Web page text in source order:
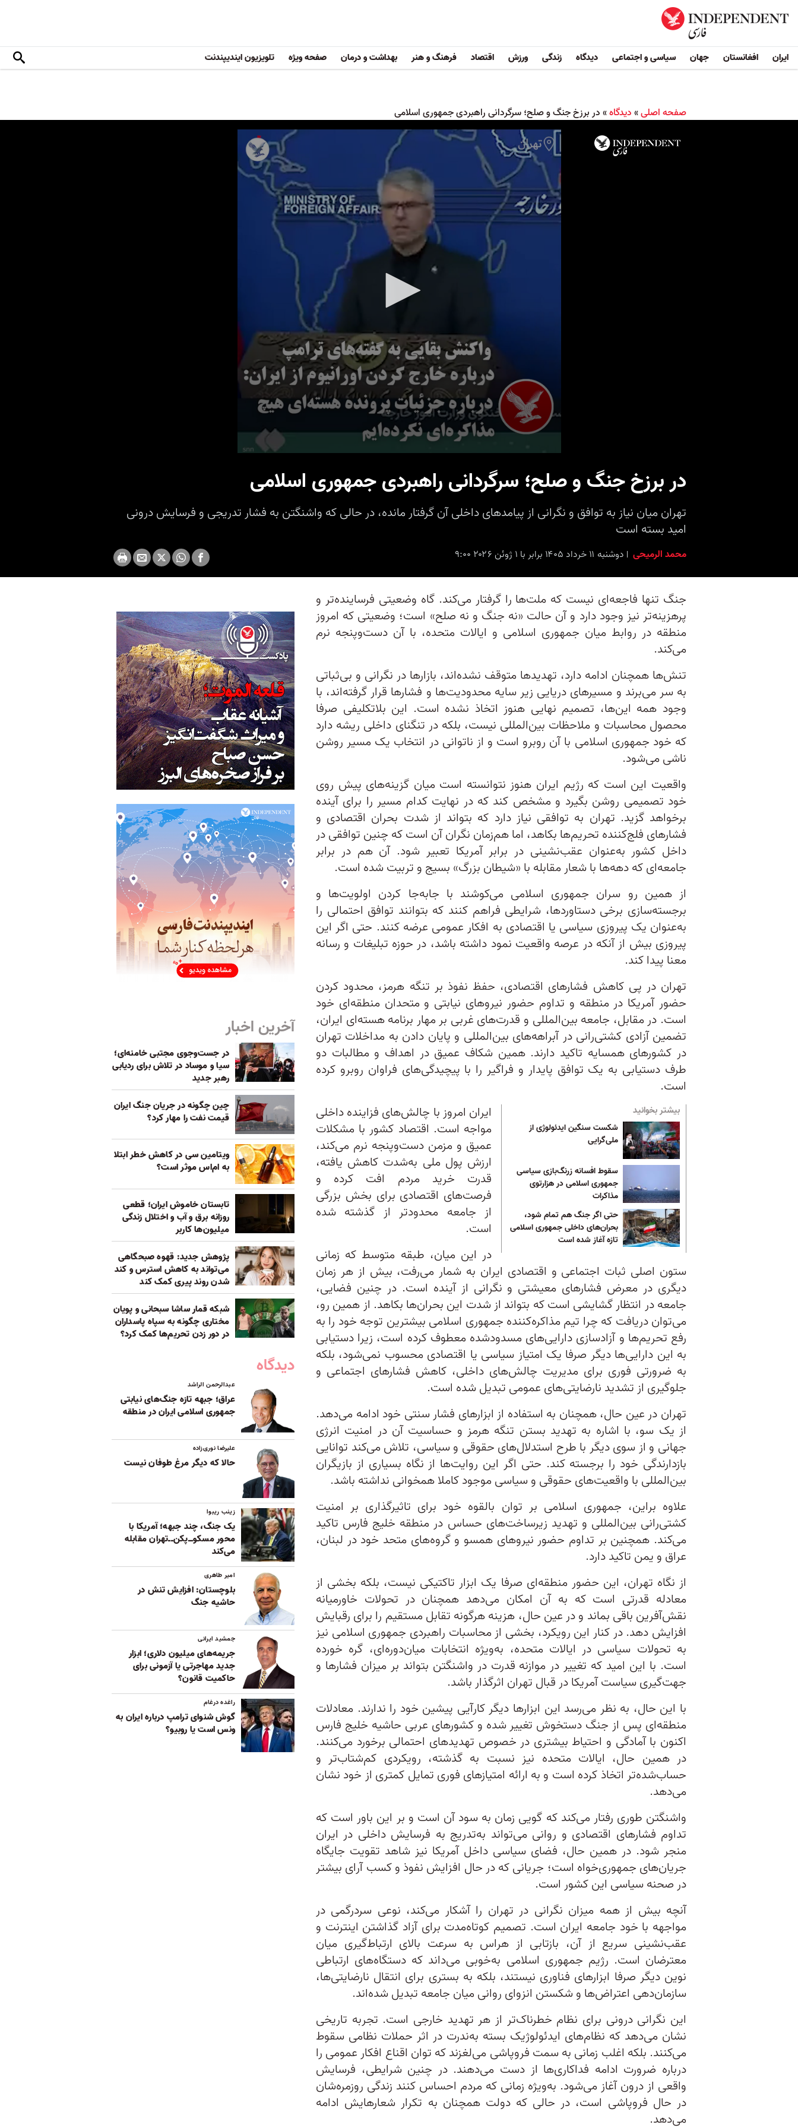
ایران افغانستان جهان سیاسی و اجتماعی دیدگاه زندگی ورزش اقتصاد فرهنگ و هنر بهداشت و درمان صفحه ویژه تلویزیون ایندیپندنت
صفحه اصلی»دیدگاه»در برزخ جنگ و صلح؛ سرگردانی راهبردی جمهوری اسلامی
در برزخ جنگ و صلح؛ سرگردانی راهبردی جمهوری اسلامی
تهران میان نیاز به توافق و نگرانی از پیامدهای داخلی آن گرفتار مانده، در حالی که واشنگتن به فشار تدریجی و فرسایش درونی
امید بسته است
محمد الرمیحی دوشنبه ۱۱ خرداد ۱۴۰۵ برابر با ۱ ژوئن ۲۰۲۶ ۹:۰۰
جنگ‌ تنها فاجعه‌ای نیست که ملت‌ها را گرفتار می‌کند. گاه وضعیتی فرساینده‌تر و
پرهزینه‌تر نیز وجود دارد و آن حالت «نه جنگ و نه صلح» است؛ وضعیتی که امروز
منطقه در روابط میان جمهوری اسلامی و ایالات متحده، با آن دست‌وپنجه نرم
می‌کند.
تنش‌ها همچنان ادامه دارد، تهدیدها متوقف نشده‌اند، بازارها در نگرانی و بی‌ثباتی
به سر می‌برند و مسیرهای دریایی زیر سایه محدودیت‌ها و فشارها قرار گرفته‌اند، با
وجود همه این‌ها، تصمیم نهایی هنوز اتخاذ نشده است. این بلاتکلیفی صرفا
محصول محاسبات و ملاحظات بین‌المللی نیست، بلکه در تنگنای داخلی‌ ریشه دارد
که خود جمهوری اسلامی با آن روبرو است و از ناتوانی در انتخاب یک مسیر روشن
ناشی می‌شود.
واقعیت این است که رژیم ایران هنوز نتوانسته است میان گزینه‌های پیش روی
خود تصمیمی روشن بگیرد و مشخص کند که در نهایت کدام مسیر را برای آینده
برخواهد گزید. تهران به توافقی نیاز دارد که بتواند از شدت بحران اقتصادی و
فشارهای فلج‌کننده تحریم‌ها بکاهد، اما هم‌زمان نگران آن است که چنین توافقی در
داخل کشور به‌عنوان عقب‌نشینی در برابر آمریکا تعبیر شود. آن هم در برابر
جامعه‌ای که دهه‌ها با شعار مقابله با «شیطان بزرگ» بسیج و تربیت شده است.
از همین رو سران جمهوری اسلامی می‌کوشند با جابه‌جا کردن اولویت‌ها و
برجسته‌سازی برخی دستاوردها، شرایطی فراهم کنند که بتوانند توافق احتمالی را
به‌عنوان یک پیروزی سیاسی یا اقتصادی به افکار عمومی عرضه کنند. حتی اگر این
پیروزی بیش از آنکه در عرصه واقعیت نمود داشته باشد، در حوزه تبلیغات و رسانه
معنا پیدا کند.
تهران در پی کاهش فشارهای اقتصادی، حفظ نفوذ بر تنگه هرمز، محدود کردن
حضور آمریکا در منطقه و تداوم حضور نیروهای نیابتی و متحدان منطقه‌ای خود
است. در مقابل، جامعه بین‌المللی و قدرت‌های غربی بر مهار برنامه هسته‌ای ایران،
تضمین آزادی کشتی‌رانی در آبراهه‌های بین‌المللی و پایان دادن به مداخلات تهران
در کشورهای همسایه تاکید دارند. همین شکاف عمیق در اهداف و مطالبات دو
طرف دستیابی به یک توافق پایدار و فراگیر را با پیچیدگی‌های فراوان روبرو کرده
است.
بیشتر بخوانید
شکست سنگین ایدئولوژی از
ملی‌گرایی
سقوط افسانه زرنگ‌بازی سیاسی
جمهوری اسلامی در هزارتوی
مذاکرات
حتی اگر جنگ هم تمام شود،
بحران‌های داخلی جمهوری اسلامی
تازه آغاز شده است
ایران امروز با چالش‌های فزاینده داخلی
مواجه است. اقتصاد کشور با مشکلات
عمیق و مزمن دست‌وپنجه نرم می‌کند،
ارزش پول ملی به‌شدت کاهش یافته،
قدرت خرید مردم افت کرده و
فرصت‌های اقتصادی برای بخش بزرگی
از جامعه محدودتر از گذشته شده
است.
در این میان، طبقه متوسط که زمانی
ستون اصلی ثبات اجتماعی و اقتصادی ایران به شمار می‌رفت، بیش از هر زمان
دیگری در معرض فشارهای معیشتی و نگرانی از آینده است. در چنین فضایی،
جامعه در انتظار گشایشی است که بتواند از شدت این بحران‌ها بکاهد. از همین‌ رو،
می‌توان دریافت که چرا تیم مذاکره‌کننده جمهوری اسلامی بیشترین توجه خود را به
رفع تحریم‌ها و آزادسازی دارایی‌های مسدودشده معطوف کرده است، زیرا دستیابی
به این دارایی‌ها دیگر صرفا یک امتیاز سیاسی یا اقتصادی محسوب نمی‌شود، بلکه
به ضرورتی فوری برای مدیریت چالش‌های داخلی، کاهش فشارهای اجتماعی و
جلوگیری از تشدید نارضایتی‌های عمومی تبدیل شده‌ است.
تهران در عین حال، همچنان به استفاده از ابزارهای فشار سنتی خود ادامه می‌دهد.
از یک سو، با اشاره به تهدید بستن تنگه هرمز و حساسیت آن در امنیت انرژی
جهانی و از سوی دیگر با طرح استدلال‌های حقوقی و سیاسی، تلاش می‌کند توانایی
بازدارندگی خود را برجسته کند. حتی اگر این روایت‌ها از نگاه بسیاری از بازیگران
بین‌المللی با واقعیت‌های حقوقی و سیاسی موجود کاملا همخوانی نداشته باشد.
علاوه براین، جمهوری اسلامی بر توان بالقوه خود برای تاثیرگذاری بر امنیت
کشتی‌رانی بین‌المللی و تهدید زیرساخت‌های حساس در منطقه خلیج فارس تاکید
می‌کند. همچنین بر تداوم حضور نیروهای همسو و گروه‌های متحد خود در لبنان،
عراق و یمن تاکید دارد.
از نگاه تهران، این حضور منطقه‌ای صرفا یک ابزار تاکتیکی نیست، بلکه بخشی از
معادله قدرتی است که به آن امکان می‌دهد همچنان در تحولات خاورمیانه
نقش‌آفرین باقی بماند و در عین حال، هزینه هرگونه تقابل مستقیم را برای رقبایش
افزایش دهد. در کنار این رویکرد، بخشی از محاسبات راهبردی جمهوری اسلامی نیز
به تحولات سیاسی در ایالات متحده، به‌ویژه انتخابات میان‌دوره‌ای، گره خورده
است. با این امید که تغییر در موازنه قدرت در واشنگتن بتواند بر میزان فشارها و
جهت‌گیری سیاست آمریکا در قبال تهران اثرگذار باشد.
با این حال، به نظر می‌رسد این ابزارها دیگر کارآیی پیشین خود را ندارند. معادلات
منطقه‌ای پس از جنگ دستخوش تغییر شده و کشورهای عربی حاشیه خلیج فارس
اکنون با آمادگی و احتیاط بیشتری در خصوص تهدیدهای احتمالی برخورد می‌کنند.
در همین حال، ایالات متحده نیز نسبت به گذشته، رویکردی کم‌شتاب‌تر و
حساب‌شده‌تر اتخاذ کرده است و به ارائه امتیازهای فوری تمایل کمتری از خود نشان
می‌دهد.
واشنگتن طوری رفتار می‌کند که گویی زمان به سود آن است و بر این باور است که
تداوم فشارهای اقتصادی و روانی می‌تواند به‌تدریج به فرسایش داخلی در ایران
منجر شود. در همین حال، فضای سیاسی داخل آمریکا نیز شاهد تقویت جایگاه
جریان‌های جمهوری‌خواه است؛ جریانی که در حال افزایش نفوذ و کسب آرای بیشتر
در صحنه سیاسی این کشور است.
آنچه بیش از همه میزان نگرانی در تهران را آشکار می‌کند، نوعی سردرگمی در
مواجهه با خود جامعه ایران است. تصمیم کوتاه‌مدت برای آزاد گذاشتن اینترنت و
عقب‌نشینی سریع از آن، بازتابی از هراس به سرعت بالای ارتباط‌گیری میان
معترضان است. رژیم جمهوری اسلامی به‌خوبی می‌داند که دستگاه‌های ارتباطی
نوین دیگر صرفا ابزارهای فناوری نیستند، بلکه به بستری برای انتقال نارضایتی‌ها،
سازمان‌دهی اعتراض‌ها و شکستن انزوای روانی میان جامعه تبدیل شده‌اند.
این نگرانی درونی برای نظام خطرناک‌تر از هر تهدید خارجی است. تجربه تاریخی
نشان می‌دهد که نظام‌های ایدئولوژیک بسته به‌ندرت در اثر حملات نظامی سقوط
می‌کنند. بلکه اغلب زمانی به سمت فروپاشی می‌لغزند که توان اقناع افکار عمومی را
درباره ضرورت ادامه فداکاری‌ها از دست می‌دهند. در چنین شرایطی، فرسایش
واقعی از درون آغاز می‌شود. به‌ویژه زمانی که مردم احساس کنند زندگی روزمره‌شان
در حال فروپاشی است، در حالی که دولت همچنان به تکرار شعارهایش ادامه
می‌دهد.
آخرین اخبار
در جست‌و‌جوی مجتبی خامنه‌ای؛
سیا و موساد در تلاش‌ برای ردیابی
رهبر جدید
چین چگونه در جریان جنگ ایران
قیمت نفت را مهار کرد؟
ویتامین سی در کاهش خطر ابتلا
به ام‌اس موثر است؟
تابستان خاموش ایران؛ قطعی
روزانه برق و آب و اختلال زندگی
میلیون‌ها کاربر
پژوهش جدید: قهوه صبحگاهی
می‌تواند به کاهش استرس و کند
شدن روند پیری کمک کند
شبکه قمار ساشا سبحانی و پویان
مختاری چگونه به سپاه پاسداران
در دور زدن تحریم‌ها کمک کرد؟
دیدگاه
عبدالرحمن الراشد
عراق؛ جبهه تازه جنگ‌های نیابتی
جمهوری اسلامی ایران در منطقه
علیرضا نوری‌زاده
حالا که دیگر مرغ طوفان نیست
زینب ریبوا
یک جنگ، چند جبهه؛ آمریکا با
محور مسکوــ‌پکن‌ــ‌تهران مقابله
می‌کند
امیر طاهری
بلوچستان: افزایش تنش در
حاشیه جنگ
جمشید ایرانی
جریمه‌های میلیون دلاری؛ ابزار
جدید مهاجرتی یا آزمونی برای
حاکمیت قانون؟
راغده درغام
گوش شنوای ترامپ درباره ایران به
ونس است یا روبیو؟